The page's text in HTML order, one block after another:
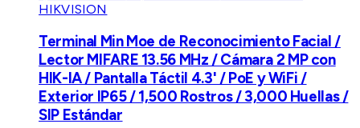
HIKVISION
Terminal Min Moe de Reconocimiento Facial /
Lector MIFARE 13.56 MHz / Cámara 2 MP con
HIK-IA / Pantalla Táctil 4.3' / PoE y WiFi /
Exterior IP65 / 1,500 Rostros / 3,000 Huellas /
SIP Estándar